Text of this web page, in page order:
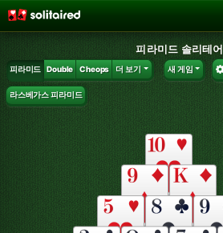
피라미드 솔리테어
피라미드 Double Cheops 더 보기 새 게임
라스베가스 피라미드